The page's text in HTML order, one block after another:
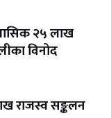
२५ लाख
विनोद
राजस्व सङ्कलन